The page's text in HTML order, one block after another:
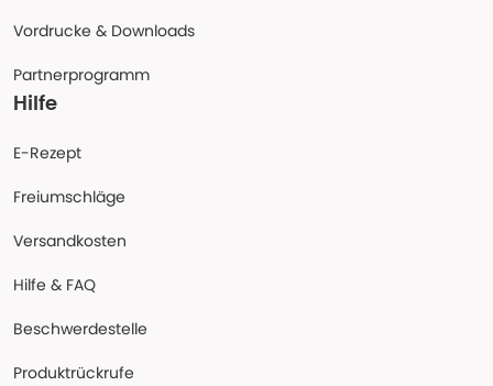
Vordrucke & Downloads
Partnerprogramm
Hilfe
E-Rezept
Freiumschläge
Versandkosten
Hilfe & FAQ
Beschwerdestelle
Produktrückrufe